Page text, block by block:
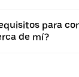
para
de mí?